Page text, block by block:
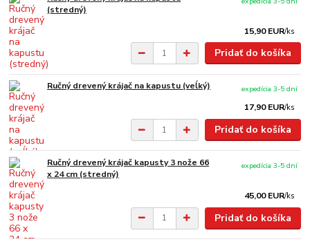
(stredný)
15,90 EUR/ks
Pridať do košíka
Ručný drevený krájač na kapustu (veĺký)
17,90 EUR/ks
expedícia 3-5 dní
Pridať do košíka
Ručný drevený krájač kapusty 3 nože 66
x 24 cm (stredný)
45,00 EUR/ks
expedícia 3-5 dní
Pridať do košíka